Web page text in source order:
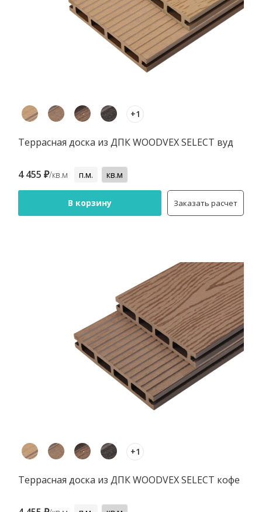
+1
Террасная доска из ДПК WOODVEX SELECT вуд
4 455 ₽/кв.м п.м. кв.м
В корзину Заказать расчет
+1
Террасная доска из ДПК WOODVEX SELECT кофе